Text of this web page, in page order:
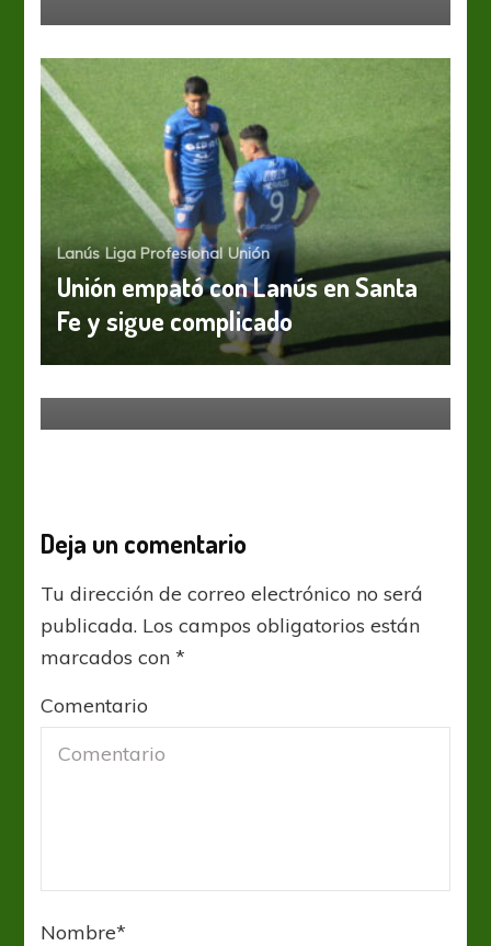
Lanús Liga Profesional Unión
Unión empató con Lanús en Santa
Fe y sigue complicado
Deja un comentario
Tu dirección de correo electrónico no será
publicada. Los campos obligatorios están
marcados con*
Comentario
Nombre*